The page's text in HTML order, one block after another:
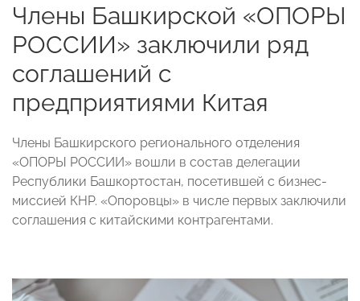
Члены Башкирской «ОПОРЫ
РОССИИ» заключили ряд
соглашений с
предприятиями Китая
Члены Башкирского регионального отделения
«ОПОРЫ РОССИИ» вошли в состав делегации
Республики Башкортостан, посетившей с бизнес-
миссией КНР. «Опоровцы» в числе первых заключили
соглашения с китайскими контрагентами.